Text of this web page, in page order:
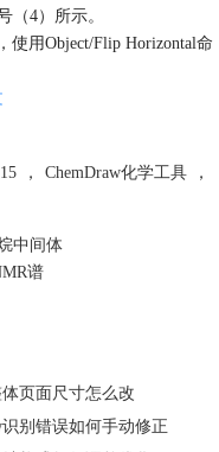
（4）所示。
用Object/Flip Horizontal命
按住Alt键的同时使用
）所示。
学结构的详细教程，如果需
点击 如何在Excel中添加
， ChemDraw化学工具
，
中间体
谱
页面尺寸怎么改
别错误如何手动修正